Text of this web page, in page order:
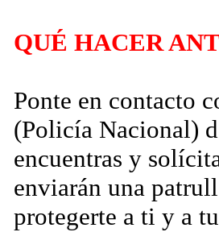
QUÉ HACER
Ponte en contacto
(Policía Nacional)
encuentras y
enviarán una
protegerte a ti y a